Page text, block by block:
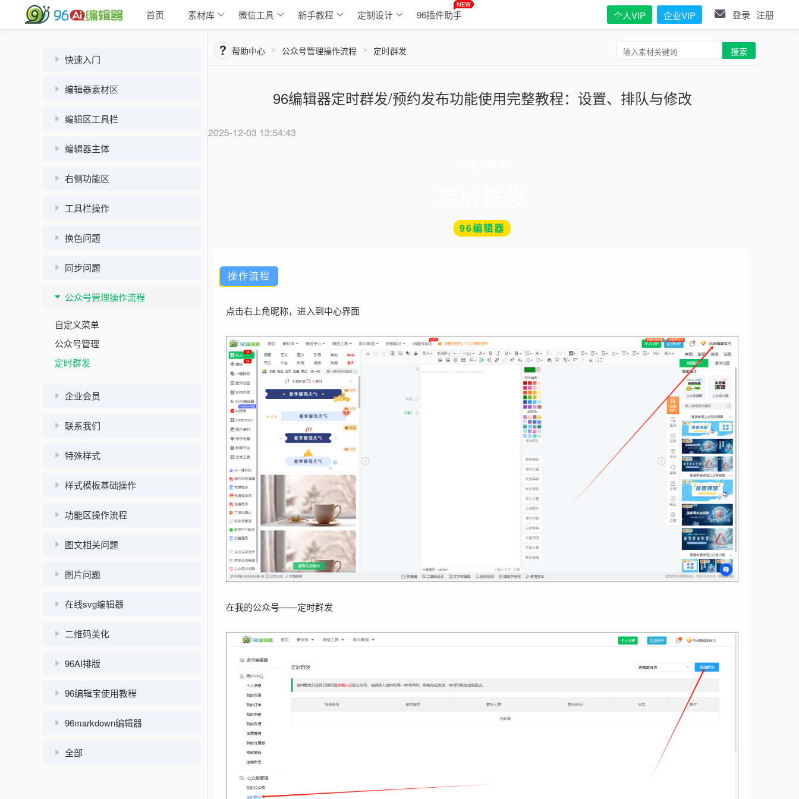
首页 素材库 微信工具 新手教程 定制设计 96插件助手 个人VIP 企业VIP 登录 注册
快速入门
编辑器素材区
编辑区工具栏
编辑器主体
右侧功能区
工具栏操作
换色问题
同步问题
公众号管理操作流程
自定义菜单
公众号管理
定时群发
企业会员
联系我们
特殊样式
样式模板基础操作
功能区操作流程
图文相关问题
图片问题
在线svg编辑器
二维码美化
96AI排版
96编辑宝使用教程
96markdown编辑器
全部
帮助中心 > 公众号管理操作流程 > 定时群发 搜索
96编辑器定时群发/预约发布功能使用完整教程：设置、排队与修改
2025-12-03 13:54:43
96编辑器
操作流程
点击右上角昵称，进入到中心界面
在我的公众号——定时群发